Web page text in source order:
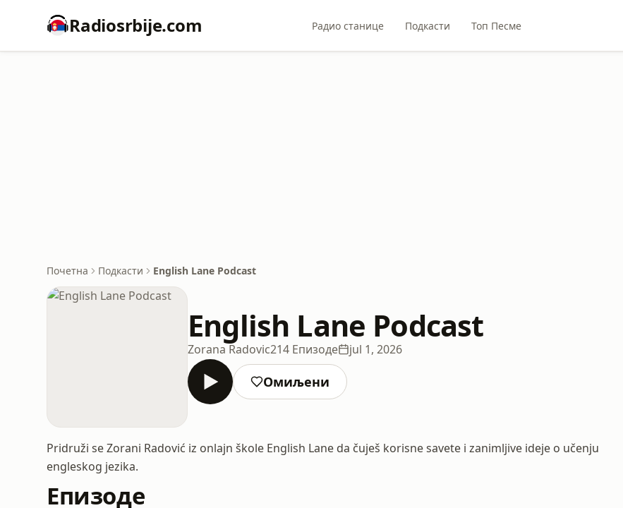
Radiosrbije.com Радио станице Подкасти Топ Песме
Почетна Подкасти English Lane Podcast
English Lane Podcast
Zorana Radovic214 Епизоде jul 1, 2026
Омиљени
Pridruži se Zorani Radović iz onlajn škole English Lane da čuješ korisne savete i zanimljive ideje o učenju
engleskog jezika.
Епизоде